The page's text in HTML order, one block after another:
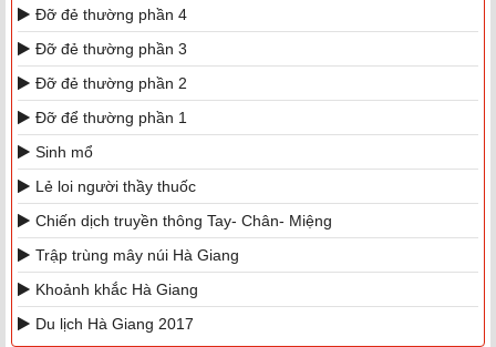
Đỡ đẻ thường phần 4
Đỡ đẻ thường phần 3
Đỡ đẻ thường phần 2
Đỡ để thường phần 1
Sinh mổ
Lẻ loi người thầy thuốc
Chiến dịch truyền thông Tay- Chân- Miệng
Trập trùng mây núi Hà Giang
Khoảnh khắc Hà Giang
Du lịch Hà Giang 2017